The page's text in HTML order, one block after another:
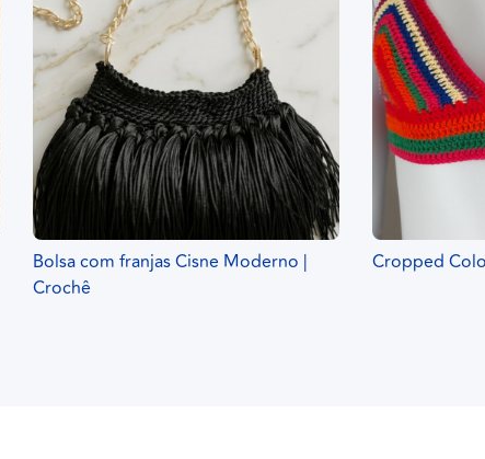
Bolsa com franjas Cisne Moderno |
Crochê
Cropped